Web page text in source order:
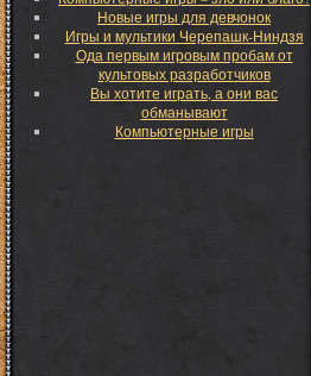
Новые игры для девчонок
Игры и мультики Черепашк-Ниндзя
Ода первым игровым пробам от
культовых разработчиков
Вы хотите играть, а они вас
обманывают
Компьютерные игры